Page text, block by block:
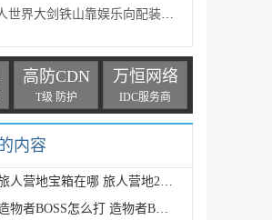
界大剑铁山靠娱乐向配装分享
高防CDN
T级 防护
万恒网络
IDC服务商
内容
风启之旅旅人营地宝箱在哪 旅人营地2个宝箱位置介绍
识质存在造物者BOSS怎么打 造物者BOSS打法介绍